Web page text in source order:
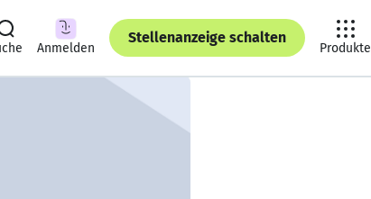
Anmelden
Stellenanzeige schalten
Produkte